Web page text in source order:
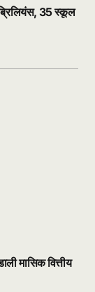
35 स्कूल
मासिक वित्तीय